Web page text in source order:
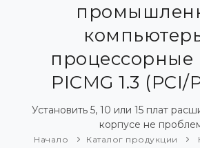
ПРИМЕРЫ И РЕШЕНИЯ
КАТАЛОГ ПРОДУКЦИИ
ПРЕСС-ЦЕНТР
процессорные
PICMG 1.3 (PCI/
Установить 5, 10 или 15 плат
корпусе не
Начало Каталог продукции